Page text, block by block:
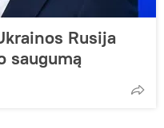
Rusija
saugumą